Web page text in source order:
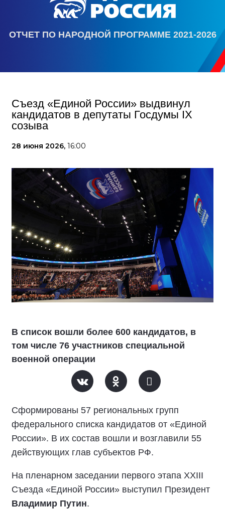
ОТЧЕТ ПО НАРОДНОЙ ПРОГРАММЕ 2021-2026
Съезд «Единой России» выдвинул
кандидатов в депутаты Госдумы IX
созыва
28 июня 2026, 16:00
В список вошли более 600 кандидатов, в
том числе 76 участников специальной
военной операции
Сформированы 57 региональных групп
федерального списка кандидатов от «Единой
России». В их состав вошли и возглавили 55
действующих глав субъектов РФ.
На пленарном заседании первого этапа XXIII
Съезда «Единой России» выступил Президент
Владимир Путин.